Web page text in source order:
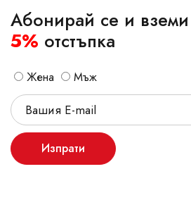
Абонирай се и вземи
5% отстъпка
Жена Мъж
Изпрати